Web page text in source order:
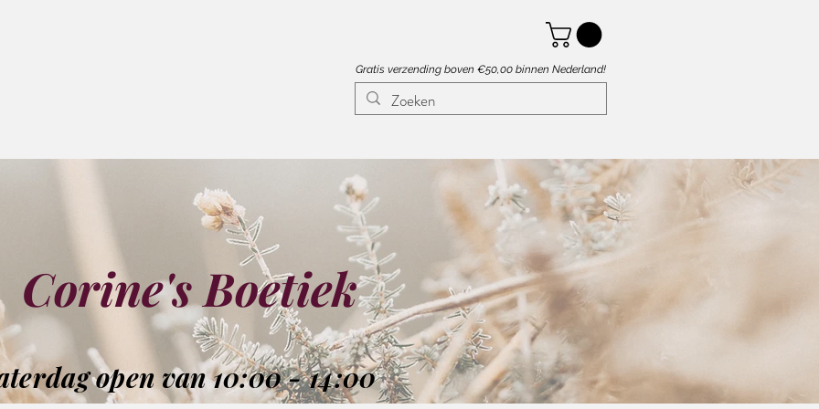
Gratis verzending boven €50,00 binnen Nederland!
Corine's Boetiek
open van 10:00 - 14:00